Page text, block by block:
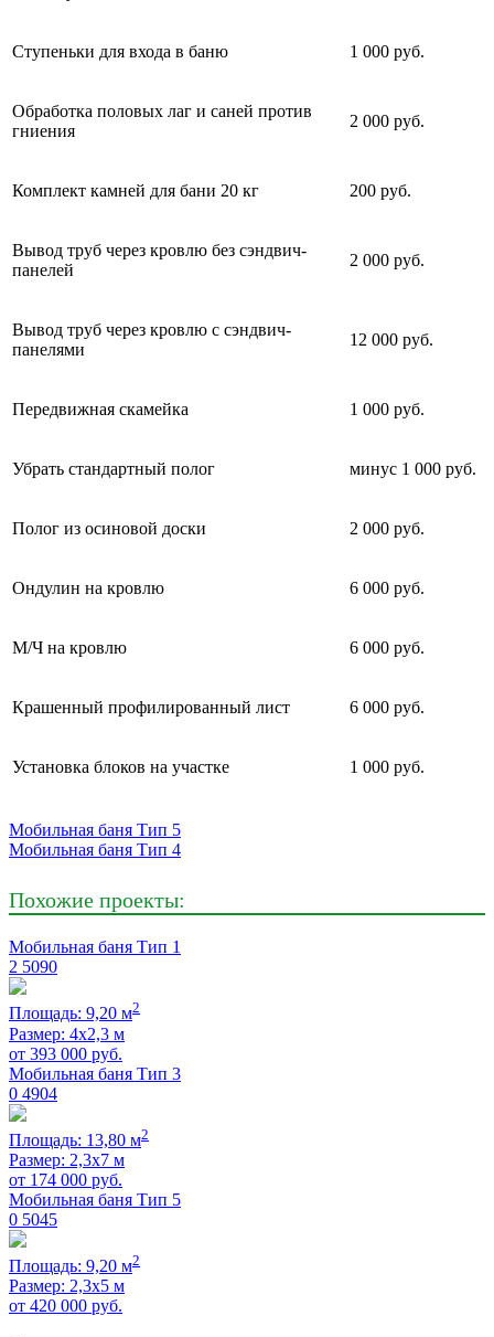
Ступеньки для входа в баню 1 000 руб.
Обработка половых лаг и саней против
гниения
2 000 руб.
Комплект камней для бани 20 кг 200 руб.
Вывод труб через кровлю без сэндвич-
панелей
2 000 руб.
Вывод труб через кровлю с сэндвич-
панелями
12 000 руб.
Передвижная скамейка 1 000 руб.
Убрать стандартный полог минус 1 000 руб.
Полог из осиновой доски 2 000 руб.
Ондулин на кровлю 6 000 руб.
М/Ч на кровлю 6 000 руб.
Крашенный профилированный лист 6 000 руб.
Установка блоков на участке 1 000 руб.
Мобильная баня Тип 5
Мобильная баня Тип 4
Похожие проекты:
Мобильная баня Тип 1
2 5090
Площадь: 9,20 м2
Размер: 4х2,3 м
от 393 000 руб.
Мобильная баня Тип 3
0 4904
Площадь: 13,80 м2
Размер: 2,3х7 м
от 174 000 руб.
Мобильная баня Тип 5
0 5045
Площадь: 9,20 м2
Размер: 2,3х5 м
от 420 000 руб.